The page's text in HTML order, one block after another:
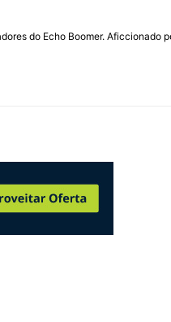
do Echo Boomer. Aficcionado